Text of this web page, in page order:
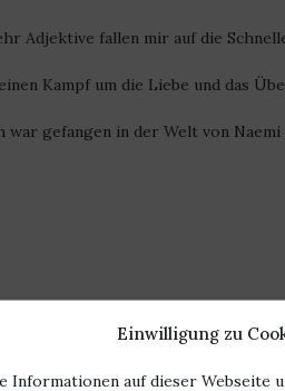
Einwilligung zu
Informationen auf dieser Webseite
Adjektive fallen mir auf die
Kampf um die Liebe und das
gefangen in der Welt von
0